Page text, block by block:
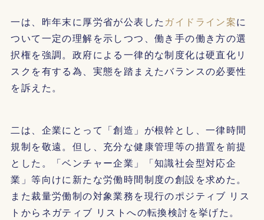
一は、昨年末に厚労省が公表した ガイドライン案に
ついて一定の理解を示しつつ、働き手の働き方の選
択権を強調。政府による一律的な制度化は硬直化リ
スクを有する為、実態を踏まえたバランスの必要性
を訴えた。
二は、企業にとって「創造」が根幹とし、一律時間
規制を敬遠。但し、充分な健康管理等の措置を前提
とした。「ベンチャー企業」「知識社会型対応企
業」等向けに新たな労働時間制度の創設を求めた。
また裁量労働制の対象業務を現行のポジティブ リス
トからネガティブ リストへの転換検討を挙げた。